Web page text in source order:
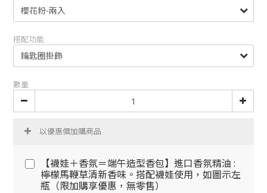
搭配功能
數量
以優惠價加購商品
【襪娃＋香氛＝端午造型香包】進口香氛精油 :
檸檬馬鞭草清新香味。搭配襪娃使用，如圖示左
瓶（限加購享優惠，無零售）